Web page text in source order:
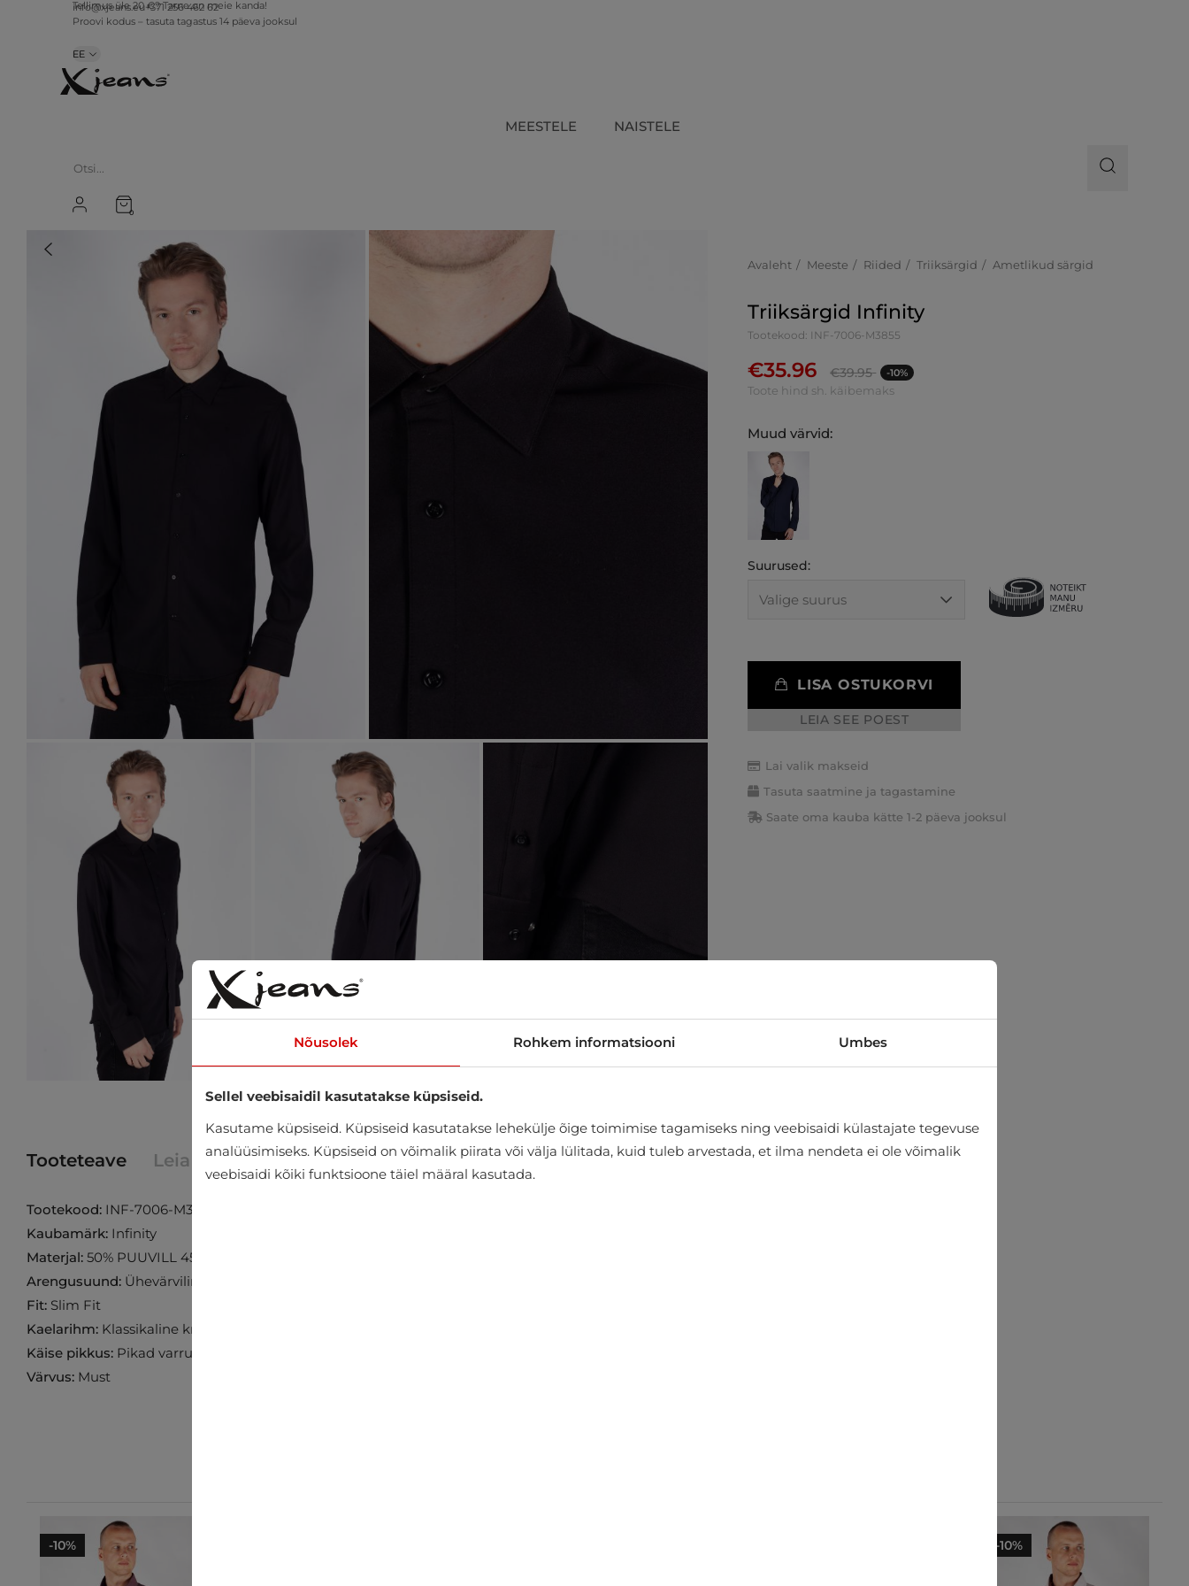
info@xjeans.eu+371 256 462 62
Tellimus üle 20 €? Tarne on meie kanda!
Proovi kodus – tasuta tagastus 14 päeva jooksul
EE
MEESTELE NAISTELE
0
Avaleht Meeste Riided Triiksärgid Ametlikud särgid
Triiksärgid Infinity
Tootekood: INF-7006-M3855
€35.96 €39.95 -10%
Toote hind sh. käibemaks
Muud värvid:
Suurused:
LISA OSTUKORVI
LEIA SEE POEST
Lai valik makseid
Tasuta saatmine ja tagastamine
Saate oma kauba kätte 1-2 päeva jooksul
Tooteteave Leia toode poest
Tootekood: INF-7006-M3855
Kaubamärk: Infinity
Materjal: 50% PUUVILL 45% LINA 5% ELASTAAN
Arengusuund: Ühevärviline
Fit: Slim Fit
Kaelarihm: Klassikaline krae
Käise pikkus: Pikad varrukad
Värvus: Must
-10%
-10%
Nõusolek Rohkem informatsiooni Umbes
Sellel veebisaidil kasutatakse küpsiseid.
Kasutame küpsiseid. Küpsiseid kasutatakse lehekülje õige toimimise tagamiseks ning veebisaidi külastajate tegevuse
analüüsimiseks. Küpsiseid on võimalik piirata või välja lülitada, kuid tuleb arvestada, et ilma nendeta ei ole võimalik
veebisaidi kõiki funktsioone täiel määral kasutada.